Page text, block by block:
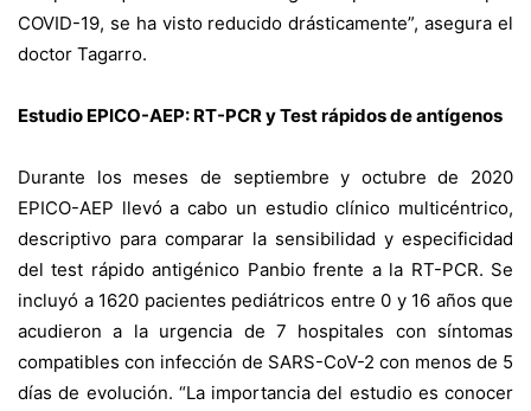
COVID-19, se ha visto reducido drásticamente”, asegura el
doctor Tagarro.
Estudio EPICO-AEP: RT-PCR y Test rápidos de antígenos
Durante los meses de septiembre y octubre de 2020
EPICO-AEP llevó a cabo un estudio clínico multicéntrico,
descriptivo para comparar la sensibilidad y especificidad
del test rápido antigénico Panbio frente a la RT-PCR. Se
incluyó a 1620 pacientes pediátricos entre 0 y 16 años que
acudieron a la urgencia de 7 hospitales con síntomas
compatibles con infección de SARS-CoV-2 con menos de 5
días de evolución. “La importancia del estudio es conocer